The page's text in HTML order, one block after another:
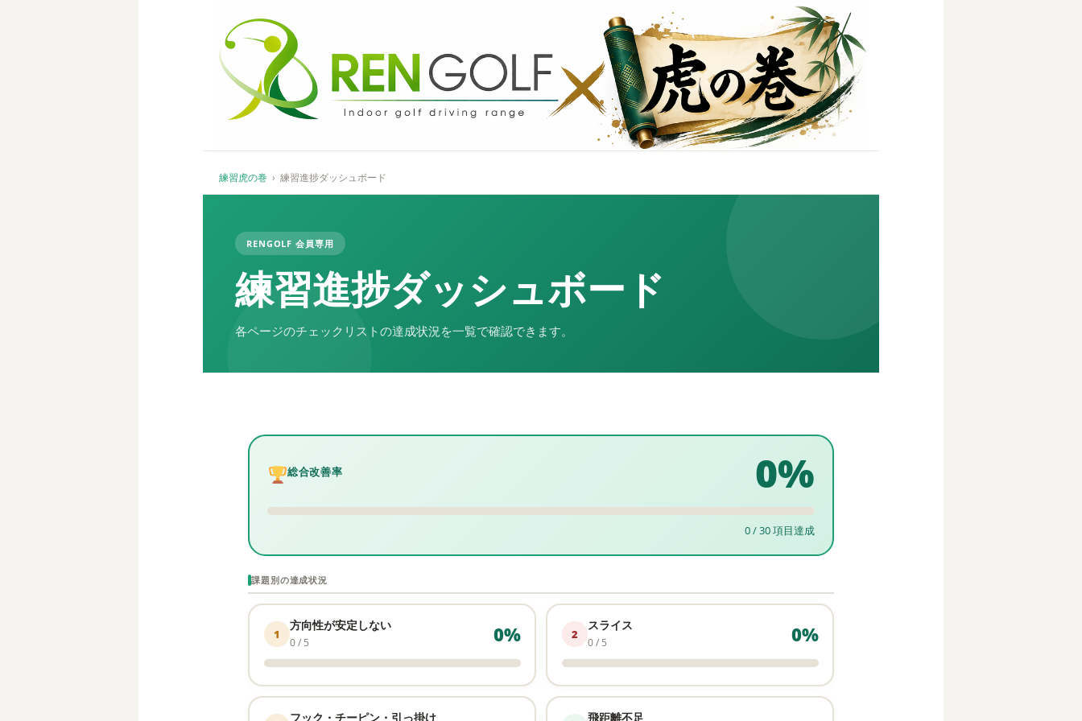
練習虎の巻 › 練習進捗ダッシュボード
RENGOLF 会員専用
練習進捗ダッシュボード
各ページのチェックリストの達成状況を一覧で確認できます。
総合改善率 0%
0 / 30 項目達成
課題別の達成状況
1
方向性が安定しない
0 / 5 0% 2
スライス
0 / 5 0%
フック・チーピン・引っ掛け 飛距離不足